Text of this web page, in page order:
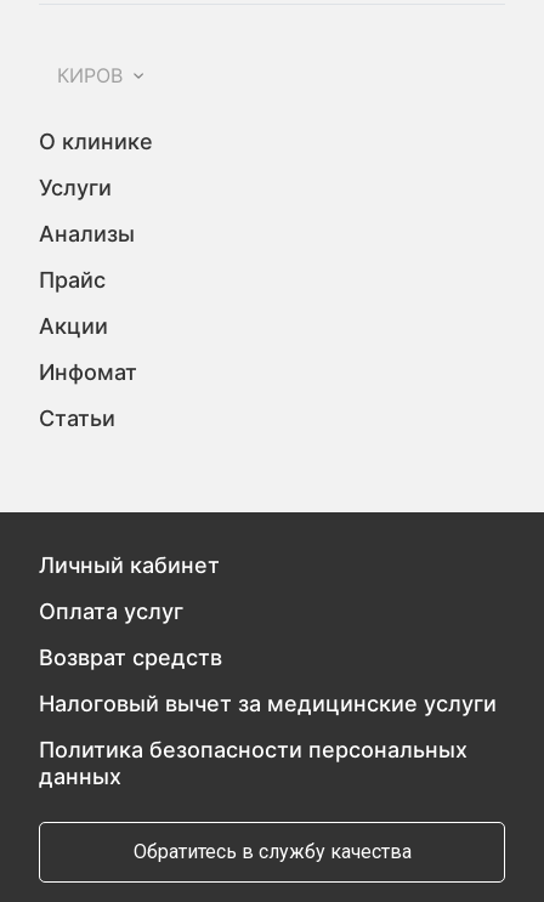
КИРОВ
О клинике
Услуги
Анализы
Прайс
Акции
Инфомат
Статьи
Личный кабинет
Оплата услуг
Возврат средств
Налоговый вычет за медицинские услуги
Политика безопасности персональных
данных
Обратитесь в службу качества